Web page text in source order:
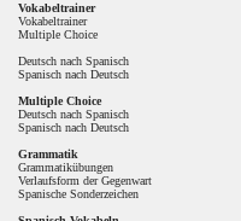
Vokabeltrainer
Vokabeltrainer
Multiple Choice
Deutsch nach Spanisch
Spanisch nach Deutsch
Multiple Choice
Deutsch nach Spanisch
Spanisch nach Deutsch
Grammatik
Grammatikübungen
Verlaufsform der Gegenwart
Spanische Sonderzeichen